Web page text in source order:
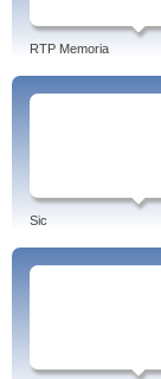
RTP Memoria
Sic